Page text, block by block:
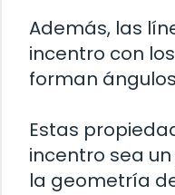
Además, las
incentro con
forman
Estas
incentro sea
la geometría